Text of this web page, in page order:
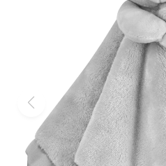
OUTLET
Skip-
hop